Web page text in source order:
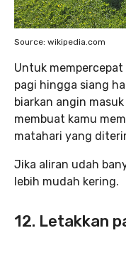
Source: wikipedia.com
Untuk
pagi hingga siang
biarkan angin
membuat kamu
matahari yang
Jika aliran udah
lebih mudah kering.
12. Letakkan